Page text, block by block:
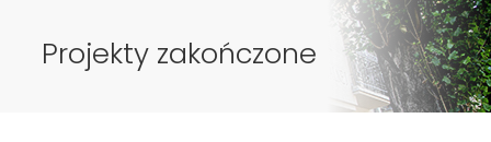
Projekty zakończone